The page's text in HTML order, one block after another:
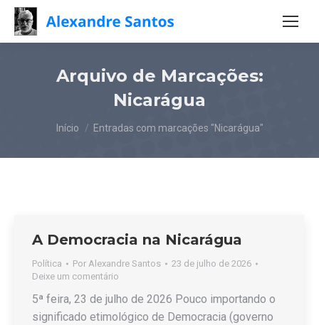
Arquivo de Marcações:
Nicarágua
Você está aqui:
Início Entradas com marcações "Nicarágua"
A Democracia na Nicarágua
Política Por Alexandre Santos
23 de julho de 2026
Deixe um comentário
5ª feira, 23 de julho de 2026 Pouco importando o
significado etimológico de Democracia (governo